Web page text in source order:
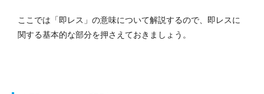
ここでは「即レス」の意味について解説するので、即レスに
関する基本的な部分を押さえておきましょう。